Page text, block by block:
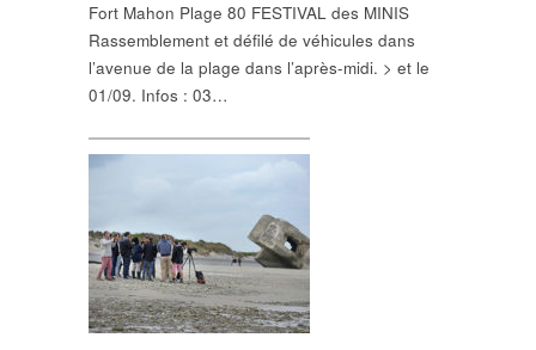
Fort Mahon Plage 80 FESTIVAL des MINIS
Rassemblement et défilé de véhicules dans
l’avenue de la plage dans l’après-midi. > et le
01/09. Infos : 03…